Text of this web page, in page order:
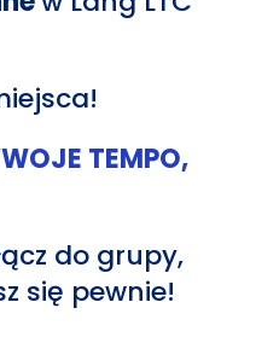
TEMPO,
do grupy,
się pewnie!